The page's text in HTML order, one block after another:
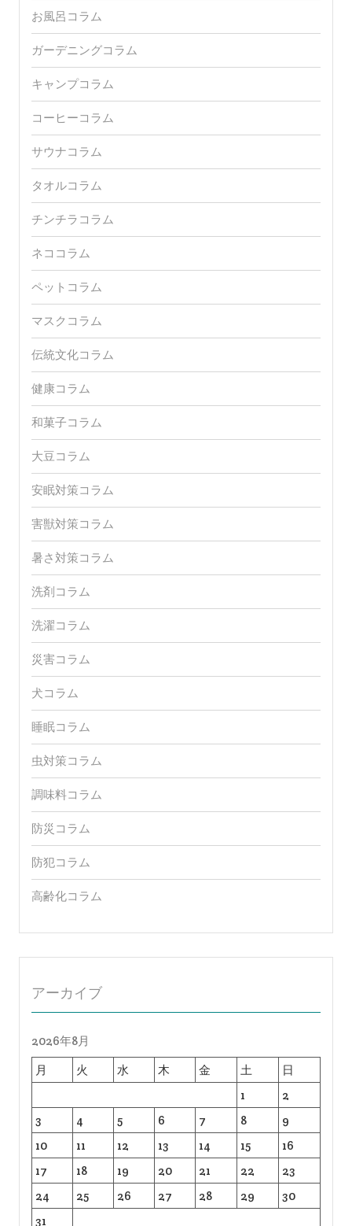
お風呂コラム
ガーデニングコラム
キャンプコラム
コーヒーコラム
サウナコラム
タオルコラム
チンチラコラム
ネココラム
ペットコラム
マスクコラム
伝統文化コラム
健康コラム
和菓子コラム
大豆コラム
安眠対策コラム
害獣対策コラム
暑さ対策コラム
洗剤コラム
洗濯コラム
災害コラム
犬コラム
睡眠コラム
虫対策コラム
調味料コラム
防災コラム
防犯コラム
高齢化コラム
アーカイブ
2026年8月
月
火 水 木 金 土
日
1
2
3
4 5 6 7 8
9
10
11 12 13 14 15
16
17
18 19 20 21 22
23
24
25 26 27 28 29
30
31